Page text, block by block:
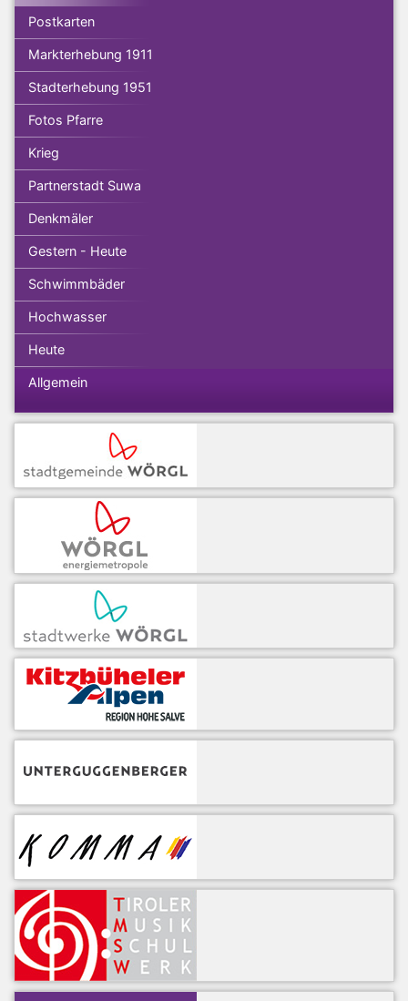
Postkarten
Markterhebung 1911
Stadterhebung 1951
Fotos Pfarre
Krieg
Partnerstadt Suwa
Denkmäler
Gestern - Heute
Schwimmbäder
Hochwasser
Heute
Allgemein